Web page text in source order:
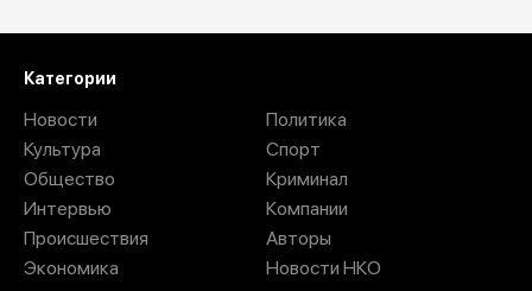
Категории
Новости
Культура
Общество
Интервью
Происшествия
Экономика
Политика
Спорт
Криминал
Компании
Авторы
Новости НКО